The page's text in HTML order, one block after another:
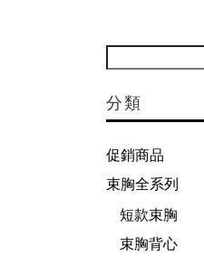
分類
促銷商品
束胸全系列
短款束胸
束胸背心